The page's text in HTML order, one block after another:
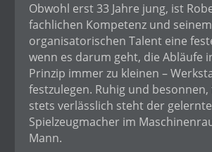
Obwohl erst 33 Jahre jung, ist
fachlichen Kompetenz und seinem
organisatorischen Talent eine
wenn es darum geht, die Abläufe
Prinzip immer zu kleinen –
festzulegen. Ruhig und
stets verlässlich steht der gelernte
Spielzeugmacher im
Mann.